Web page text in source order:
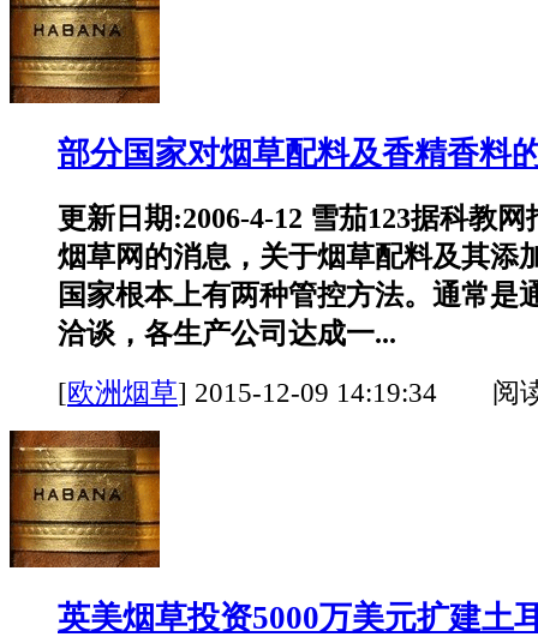
部分国家对烟草配料及香精香料
更新日期:2006-4-12 雪茄123据科教
烟草网的消息，关于烟草配料及其添
国家根本上有两种管控方法。通常是
洽谈，各生产公司达成一...
[欧洲烟草] 2015-12-09 14:19:34 阅
英美烟草投资5000万美元扩建土